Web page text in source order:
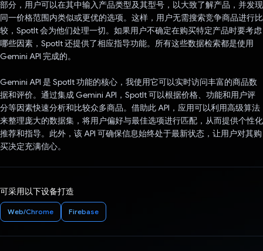
部分，用户可以在其中输入产品类型及其型号，以大致了解产品，并发现
同一价格范围内类似或更优的选项。这样，用户无需搜索竞争商品进行比
较，SpotIt 会为他们处理一切。如果用户不确定在购买特定产品时要考虑
哪些因素，SpotIt 还提供了相应指导功能。所有这些数据检索都是使用
Gemini API 完成的。
Gemini API 是 SpotIt 功能的核心，我使用它可以实时访问丰富的商品数
据和评价。通过集成 Gemini API，SpotIt 可以根据价格、功能和用户评
分等因素快速分析和比较众多商品。借助此 API，应用可以利用高级算法
来整理庞大的数据集，将用户偏好与最佳选项进行匹配，从而提供个性化
推荐和指导。此外，该 API 可确保信息始终处于最新状态，让用户对其购
买决定充满信心。
可采用以下设备打造
Web/Chrome Firebase